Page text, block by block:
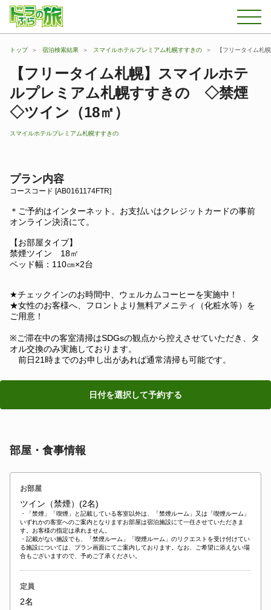
トップ 宿泊検索結果 スマイルホテルプレミアム札幌すすきの 【フリータイム
【フリータイム札幌】スマイルホテ
ルプレミアム札幌すすきの ◇禁煙
◇ツイン（18㎡）
スマイルホテルプレミアム札幌すすきの
プラン内容
コースコード [AB0161174FTR]
＊ご予約はインターネット。お支払いはクレジットカードの事前
オンライン決済にて。
【お部屋タイプ】
禁煙ツイン 18㎡
ベッド幅：110㎝×2台
★チェックインのお時間中、ウェルカムコーヒーを実施中！
★女性のお客様へ、フロントより無料アメニティ（化粧水等）を
ご用意！
※ご滞在中の客室清掃はSDGsの観点から控えさせていただき、タ
オル交換のみ実施しております。
前日21時までのお申し出があれば通常清掃も可能です。
日付を選択して予約する
部屋・食事情報
お部屋
ツイン（禁煙）(2名)
・「禁煙」「喫煙」と記載している客室以外は、「禁煙ルーム」又は「喫煙ルーム」
いずれかの客室へのご案内となりますお部屋は宿泊施設にて一任させていただきま
す。お客様の指定は承れません。
・記載がない施設でも、「禁煙ルーム」「喫煙ルーム」のリクエストを受け付けてい
る施設については、プラン画面にてご案内しております。なお、ご希望に添えない場
合もございますので、予めご了承ください。
定員
2名